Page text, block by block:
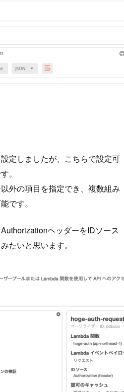
定しましたが、こちらで設定可
。
外の項目を指定でき、複数組み
です。
ヘッダーをIDソース
たいと思います。